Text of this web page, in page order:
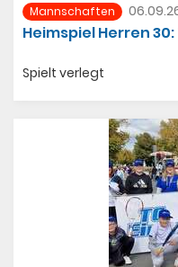
Mannschaften
Heimspiel Herren 30:
Spielt verlegt